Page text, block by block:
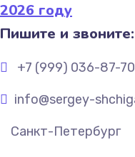
2026 году
Пишите и звоните:
+7 (999) 036-87-70
info@sergey-
Санкт-Петербург